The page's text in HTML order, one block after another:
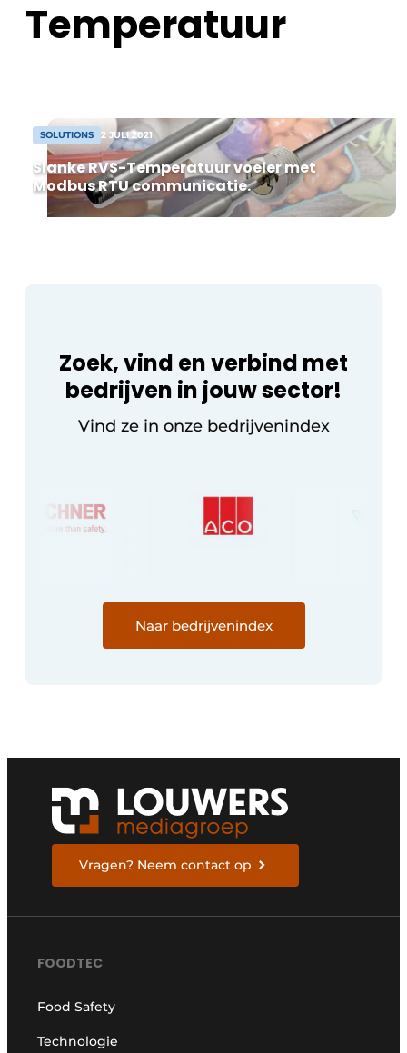
Privacy / Cookie statement
Vacature aanmelden
productinformatie een eigen, veilige
keuze maken.
Temperatuur
SOLUTIONS 2 JULI 2021
Slanke RVS-Temperatuur voeler met
Modbus RTU communicatie.
Zoek, vind en verbind met
bedrijven in jouw sector!
Vind ze in onze bedrijvenindex
Naar bedrijvenindex
Vragen? Neem contact op
FOODTEC
Food Safety
Technologie